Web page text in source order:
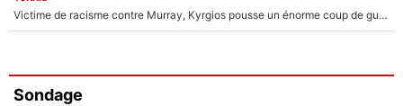
Victime de racisme contre Murray, Kyrgios pousse un énorme coup de gueule !
Sondage